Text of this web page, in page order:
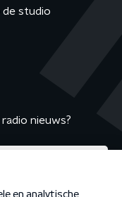
de studio
nieuws?